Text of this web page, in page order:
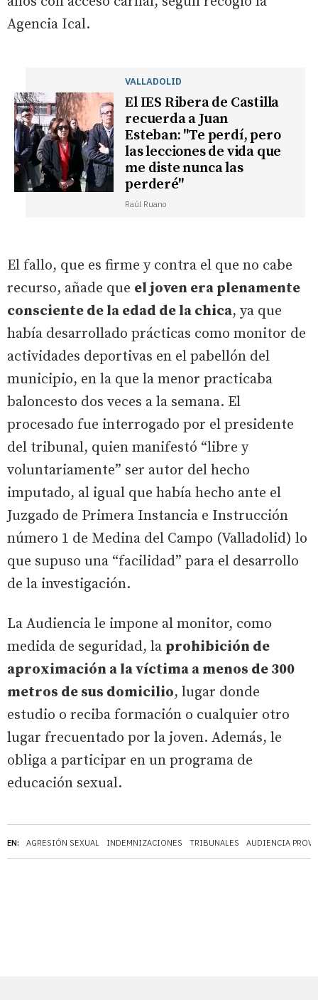
EN: AGRESIÓN SEXUAL INDEMNIZACIONES TRIBUNALES AUDIENCIA
Agencia Ical.
VALLADOLID
El IES Ribera de Castilla
recuerda a Juan
Esteban: "Te perdí, pero
las lecciones de vida que
me diste nunca las
perderé"
Raúl Ruano
El fallo, que es firme y contra el que no cabe
recurso, añade que el joven era plenamente
consciente de la edad de la chica, ya que
había desarrollado prácticas como monitor de
actividades deportivas en el pabellón del
municipio, en la que la menor practicaba
baloncesto dos veces a la semana. El
procesado fue interrogado por el presidente
del tribunal, quien manifestó “libre y
voluntariamente” ser autor del hecho
imputado, al igual que había hecho ante el
Juzgado de Primera Instancia e Instrucción
número 1 de Medina del Campo (Valladolid) lo
que supuso una “facilidad” para el desarrollo
de la investigación.
La Audiencia le impone al monitor, como
medida de seguridad, la prohibición de
aproximación a la víctima a menos de 300
metros de sus domicilio, lugar donde
estudio o reciba formación o cualquier otro
lugar frecuentado por la joven. Además, le
obliga a participar en un programa de
educación sexual.